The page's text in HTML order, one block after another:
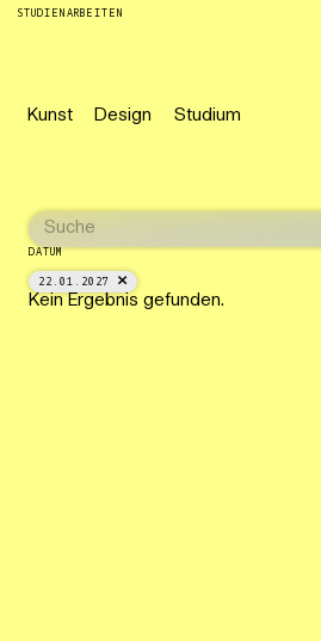
STUDIENARBEITEN
Kunst Design Studium
DATUM
22.01.2027
Kein Ergebnis gefunden.